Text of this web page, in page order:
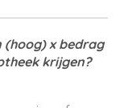
(hoog) x bedrag
krijgen?